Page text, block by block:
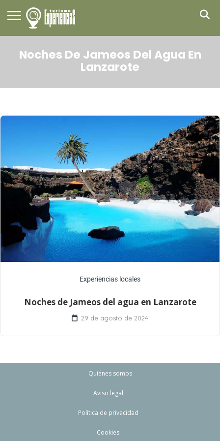
Noches De Jameos Del Agua En
Lanzarote
Experiencias locales
Noches de Jameos del agua en Lanzarote
29 de agosto de 2024
Quiénes somos
Aviso legal
Política de privacidad
Cookies